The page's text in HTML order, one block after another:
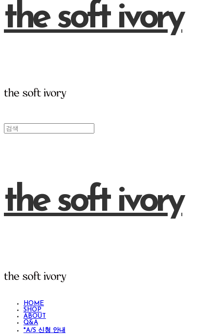
the soft ivory
the soft ivory
HOME
SHOP
ABOUT
Q&A
*A/S 신청 안내